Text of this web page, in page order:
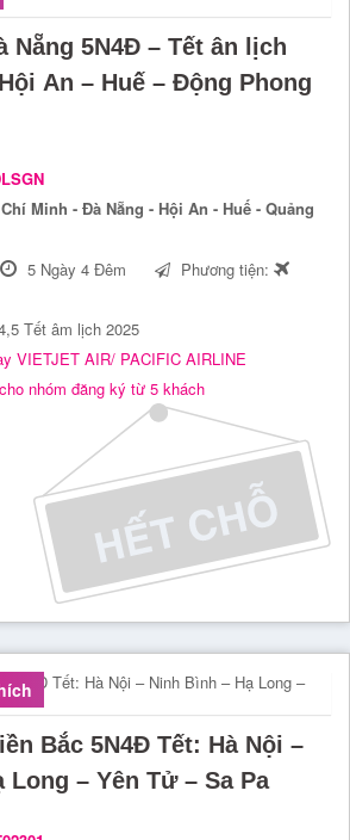
Nẵng 5N4Đ – Tết ân lịch
An – Huế – Động Phong
Minh - Đà Nẵng - Hội An - Huế - Quảng
5 Ngày 4 Đêm Phương tiện:
Tết âm lịch 2025
VIETJET AIR/ PACIFIC AIRLINE
nhóm đăng ký từ 5 khách
Bắc 5N4Đ Tết: Hà Nội –
Long – Yên Tử – Sa Pa